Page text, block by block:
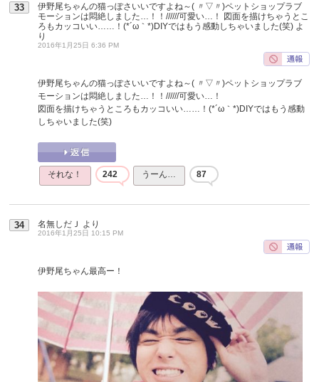
33
伊野尾ちゃんの猫っぽさいいですよね～( 〃▽〃)ペットショップラブ
モーションは悶絶しました…！！//////可愛い…！ 図面を描けちゃうとこ
ろもカッコいい……！(*´ω｀*)DIYではもう感動しちゃいました(笑) よ
り
2016年1月25日 6:36 PM
伊野尾ちゃんの猫っぽさいいですよね～( 〃▽〃)ペットショップラブ
モーションは悶絶しました…！！//////可愛い…！
図面を描けちゃうところもカッコいい……！(*´ω｀*)DIYではもう感動
しちゃいました(笑)
それな！ 242 うーん… 87
34 名無しだＪ より
2016年1月25日 10:15 PM
伊野尾ちゃん最高ー！